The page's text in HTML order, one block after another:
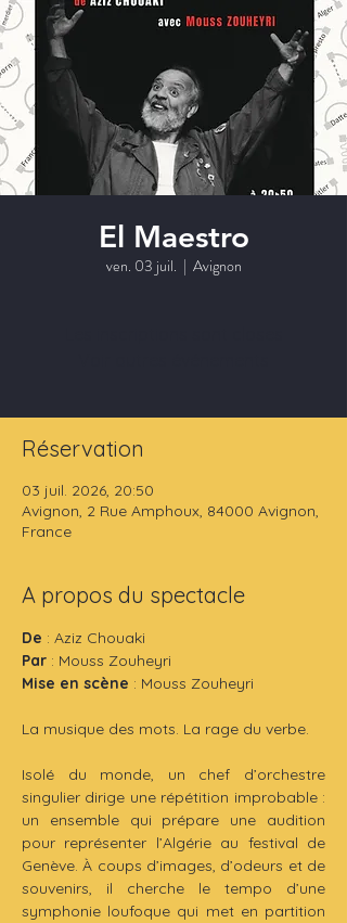
El Maestro
ven. 03 juil.
  |
Avignon
Réservation
03 juil. 2026, 20:50
Avignon, 2 Rue Amphoux, 84000 Avignon,
France
A propos du spectacle
De : Aziz Chouaki
Par : Mouss Zouheyri
Mise en scène : Mouss Zouheyri
La musique des mots. La rage du verbe.
Isolé du monde, un chef d’orchestre
singulier dirige une répétition improbable :
un ensemble qui prépare une audition
pour représenter l’Algérie au festival de
Genève. À coups d’images, d’odeurs et de
souvenirs, il cherche le tempo d’une
symphonie loufoque qui met en partition